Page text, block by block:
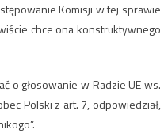
Komisji w tej sprawie
chce ona konstruktywnego
o głosowanie w Radzie UE ws.
Polski z art. 7, odpowiedział,